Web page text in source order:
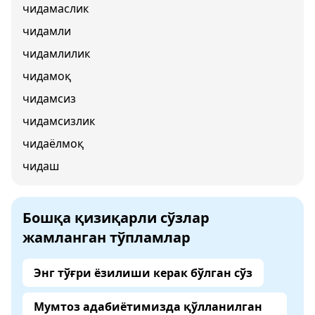
чидамаслик
чидамли
чидамлилик
чидамоқ
чидамсиз
чидамсизлик
чидаёлмоқ
чидаш
Бошқа қизиқарли сўзлар
жамланган тўпламлар
Энг тўғри ёзилиши керак бўлган сўз
Мумтоз адабиётимизда қўлланилган